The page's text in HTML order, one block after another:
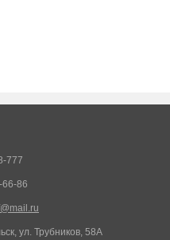
777
66-86
ул. Трубников, 58А